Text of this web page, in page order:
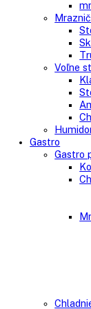
Kategórie
Vstavané
Voľne